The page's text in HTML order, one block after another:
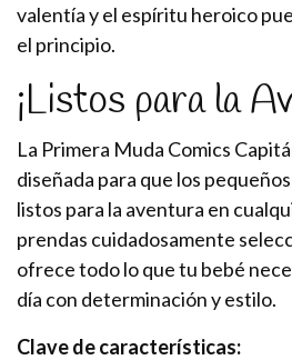
valentía y el espíritu heroico
el principio.
¡Listos para la
La Primera Muda Comics
diseñada para que los
listos para la aventura en
prendas cuidadosamente
ofrece todo lo que tu bebé
día con determinación y estilo.
Clave de características: